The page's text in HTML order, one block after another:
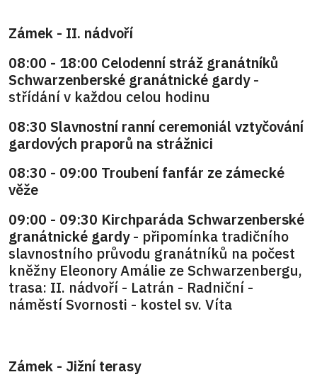
Zámek - II. nádvoří
08:00 - 18:00 Celodenní stráž granátníků
Schwarzenberské granátnické gardy-
střídání v každou celou hodinu
08:30 Slavnostní ranní ceremoniál vztyčování
gardových praporů na strážnici
08:30 - 09:00 Troubení fanfár ze zámecké
věže
09:00 - 09:30 Kirchparáda Schwarzenberské
granátnické gardy- připomínka tradičního
slavnostního průvodu granátníků na počest
kněžny Eleonory Amálie ze Schwarzenbergu,
trasa: II. nádvoří - Latrán - Radniční -
náměstí Svornosti - kostel sv. Víta
Zámek - Jižní terasy